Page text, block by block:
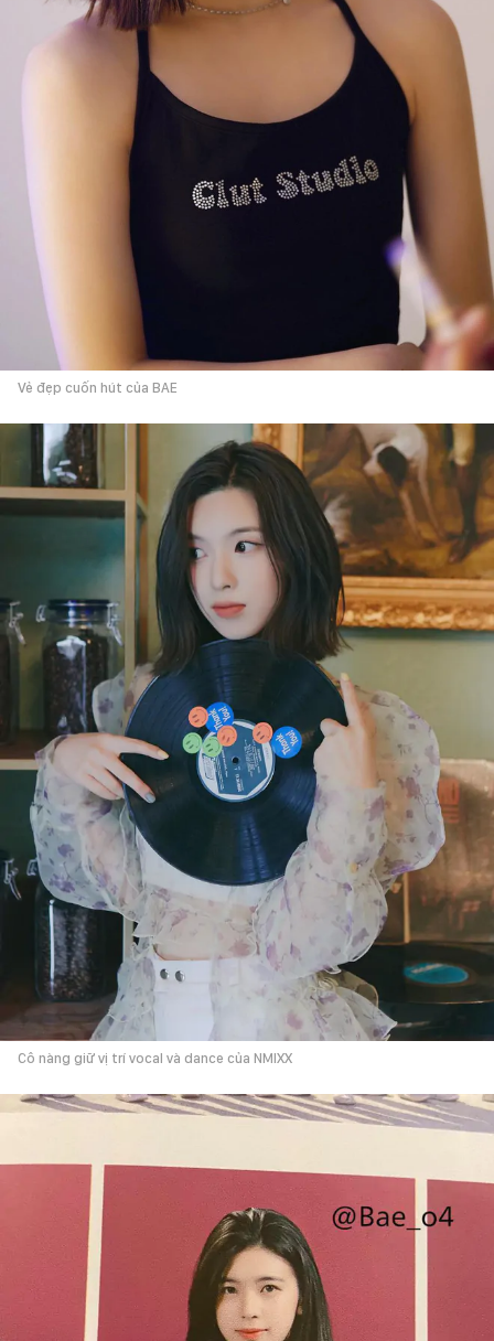
Vẻ đẹp cuốn hút của BAE
Cô nàng giữ vị trí vocal và dance của NMIXX